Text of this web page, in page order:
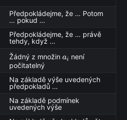
Předpokládejme, že … Potom
… pokud …
Předpokládejme, že … právě
tehdy, když …
Žádný z množina_i
ai není
počitatelný
Na základě výše uvedených
předpokladů …
Na základě podmínek
uvedených výše